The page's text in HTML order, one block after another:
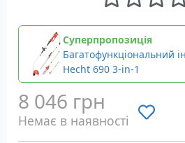
Суперпропозиція
Багатофункціональний
Hecht 690 3-in-1
8 046 грн
Немає в наявності